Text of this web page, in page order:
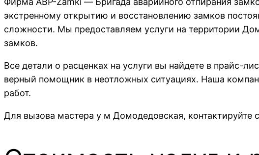
экстренному открытию и восстановлению замков
сложности. Мы предоставляем услуги на территории
замков.
Все детали о расценках на услуги вы найдете в прайс-
верный помощник в неотложных ситуациях. Наша
работ.
Для вызова мастера у м Домодедовская, контактируйте